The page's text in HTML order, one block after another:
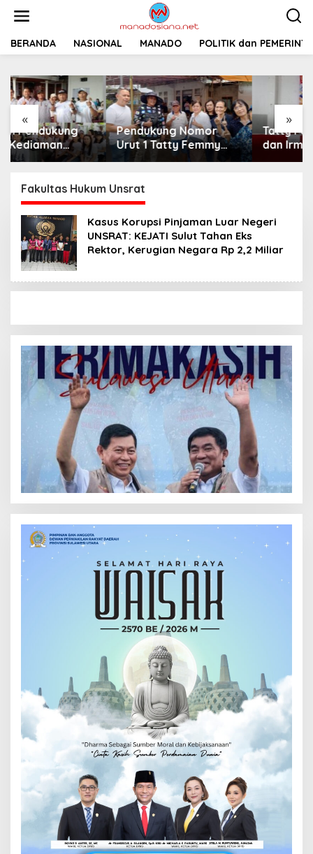
t
BERANDA NASIONAL MANADO POLITIK dan
« »
Pendukung Nomor
Urut 1 Tatty Femmy
Pangkey Berikan
Pemaparan Visi dan
Misi di Desa Waleure
Tatty Femmy Pangkey
dan Irma Asla
Paparkan Visi Misi
Fakultas Hukum Unsrat
Kasus Korupsi Pinjaman Luar Negeri
UNSRAT: KEJATI Sulut Tahan Eks
Rektor, Kerugian Negara Rp 2,2 Miliar